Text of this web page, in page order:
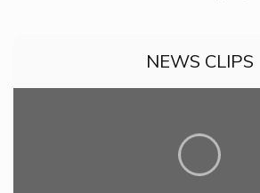
NEWS CLIPS